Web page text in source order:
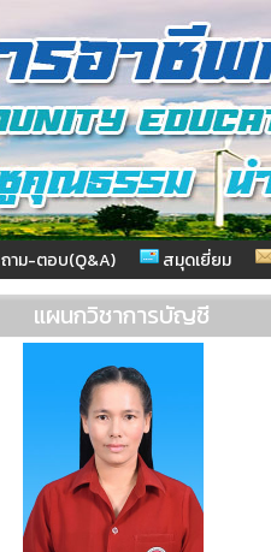
ถาม-ตอบ(Q&A) สมุดเยี่ยม
แผนกวิชาการบัญชี